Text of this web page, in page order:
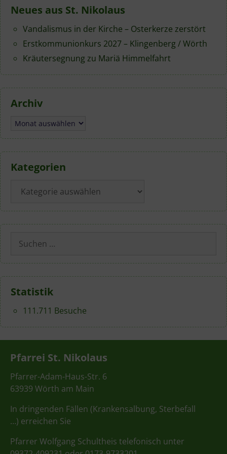
Neues aus St. Nikolaus
Vandalismus in der Kirche – Osterkerze zerstört
Erstkommunionkurs 2027 – Klingenberg / Wörth
Kräutersegnung zu Mariä Himmelfahrt
Archiv
Archiv
Kategorien
Suchen
nach:
Statistik
111.711 Besuche
Pfarrei St. Nikolaus
Pfarrer-Adam-Haus-Str. 6
63939 Wörth am Main
In dringenden Fällen (Krankensalbung, Sterbefall
…) erreichen Sie
Pfarrer Wolfgang Schultheis telefonisch unter